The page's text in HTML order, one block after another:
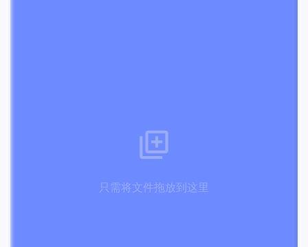
只需将文件拖放到这里